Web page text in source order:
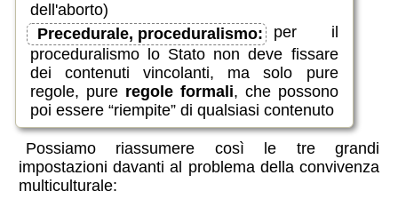
dell'aborto)
Precedurale, proceduralismo:
per il
proceduralismo lo Stato non deve fissare
dei contenuti vincolanti, ma solo pure
regole, pure regole formali, che possono
poi essere “riempite” di qualsiasi contenuto
Possiamo riassumere così le tre grandi
impostazioni davanti al problema della convivenza
multiculturale: